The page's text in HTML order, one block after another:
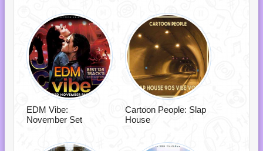
EDM Vibe:
November Set
Cartoon People: Slap
House